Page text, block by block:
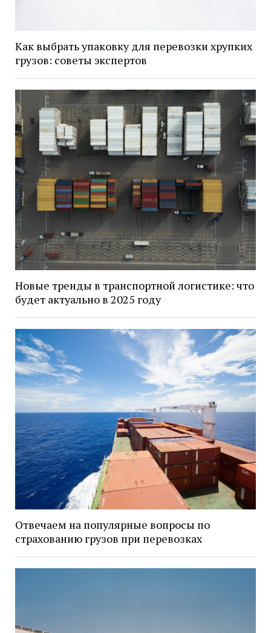
Как выбрать упаковку для перевозки хрупких
грузов: советы экспертов
Новые тренды в транспортной логистике: что
будет актуально в 2025 году
Отвечаем на популярные вопросы по
страхованию грузов при перевозках